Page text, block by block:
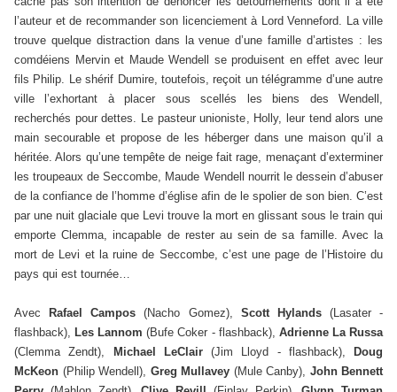
l’auteur et de recommander son licenciement à Lord Venneford. La ville
trouve quelque distraction dans la venue d’une famille d’artistes : les
comdéiens Mervin et Maude Wendell se produisent en effet avec leur
fils Philip. Le shérif Dumire, toutefois, reçoit un télégramme d’une autre
ville l’exhortant à placer sous scellés les biens des Wendell,
recherchés pour dettes. Le pasteur unioniste, Holly, leur tend alors une
main secourable et propose de les héberger dans une maison qu’il a
héritée. Alors qu’une tempête de neige fait rage, menaçant d’exterminer
les troupeaux de Seccombe, Maude Wendell nourrit le dessein d’abuser
de la confiance de l’homme d’église afin de le spolier de son bien. C’est
par une nuit glaciale que Levi trouve la mort en glissant sous le train qui
emporte Clemma, incapable de rester au sein de sa famille. Avec la
mort de Levi et la ruine de Seccombe, c’est une page de l’Histoire du
pays qui est tournée…
AvecRafael Campos (Nacho Gomez), Scott Hylands(Lasater -
flashback),Les Lannom (Bufe Coker - flashback), Adrienne La Russa
(Clemma Zendt), Michael LeClair(Jim Lloyd - flashback), Doug
McKeon (Philip Wendell), Greg Mullavey (Mule Canby), John Bennett